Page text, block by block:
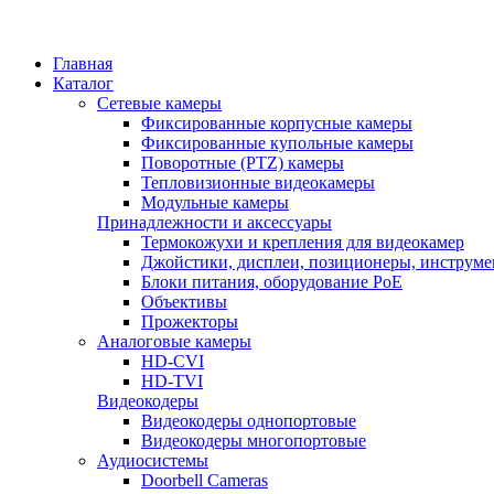
Главная
Каталог
Сетевые камеры
Фиксированные корпусные камеры
Фиксированные купольные камеры
Поворотные (PTZ) камеры
Тепловизионные видеокамеры
Модульные камеры
Принадлежности и аксессуары
Термокожухи и крепления для видеокамер
Джойстики, дисплеи, позиционеры,
Блоки питания, оборудование PoE
Объективы
Прожекторы
Аналоговые камеры
HD-CVI
HD-TVI
Видеокодеры
Видеокодеры однопортовые
Видеокодеры многопортовые
Аудиосистемы
Doorbell Cameras